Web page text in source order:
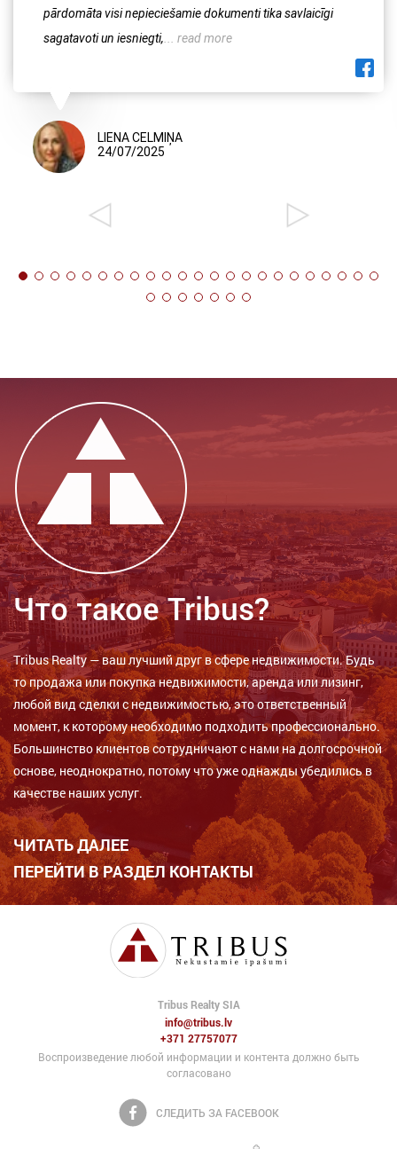
pārdomāta visi nepieciešamie dokumenti tika savlaicīgi
sagatavoti un iesniegti, ... read more
LIENA CELMIŅA
24/07/2025
Что такое Tribus?
Tribus Realty — ваш лучший друг в сфере недвижимости. Будь
то продажа или покупка недвижимости, аренда или лизинг,
любой вид сделки с недвижимостью, это ответственный
момент, к которому необходимо подходить профессионально.
Большинство клиентов сотрудничают с нами на долгосрочной
основе, неоднократно, потому что уже однажды убедились в
качестве наших услуг.
ЧИТАТЬ ДАЛЕЕ
ПЕРЕЙТИ В РАЗДЕЛ КОНТАКТЫ
Tribus Realty SIA
info@tribus.lv
+371 27757077
Воспроизведение любой информации и контента должно быть
согласовано
СЛЕДИТЬ ЗА FACEBOOK